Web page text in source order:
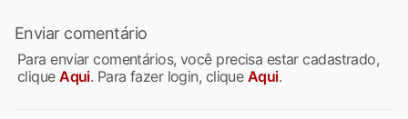
Enviar comentário
Para enviar comentários, você precisa estar cadastrado,
cliqueAqui. Para fazer login, clique Aqui.